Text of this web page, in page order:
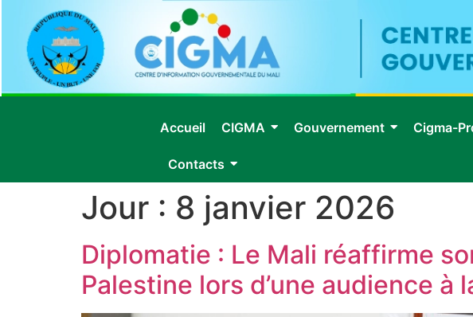
Accueil CIGMA Gouvernement Cigma-
Contacts
Jour : 8 janvier 2026
Diplomatie : Le Mali réaffirme
Palestine lors d’une audience à